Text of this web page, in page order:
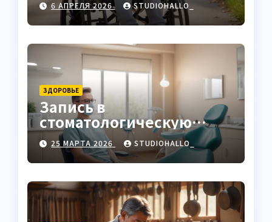
6 АПРЕЛЯ 2026 STUDIOHALLO_
ЗДОРОВЬЕ
Запись в
стоматологическую
клинику
25 МАРТА 2026 STUDIOHALLO_